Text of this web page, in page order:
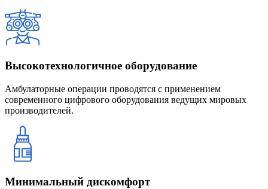
Высокотехнологичное оборудование
Амбулаторные операции проводятся с применением
современного цифрового оборудования ведущих мировых
производителей.
Минимальный дискомфорт